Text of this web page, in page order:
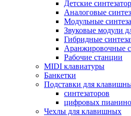
Детские
Аналоговые
Модульные
Звуковые модули
Гибридные
Аранжировочные
Рабочие станции
MIDI клавиатуры
Банкетки
Подставки для
синтезаторов
цифровых пианино
Чехлы для клавишных